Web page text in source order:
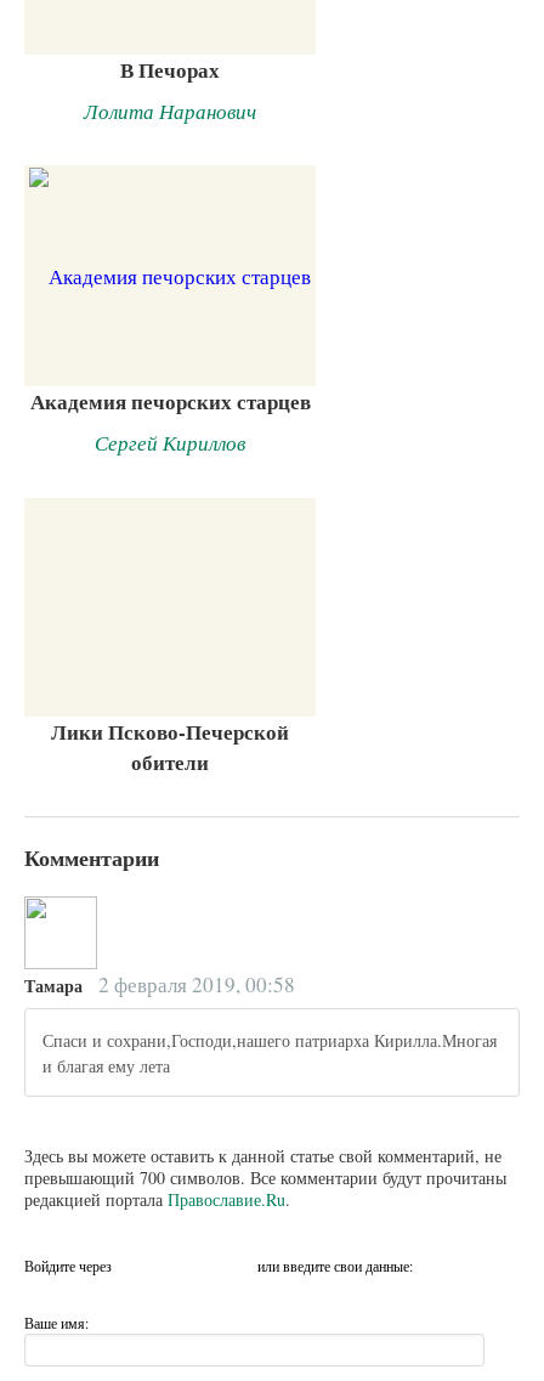
В Печорах
Лолита Наранович
Академия печорских старцев
Сергей Кириллов
Лики Псково-Печерской
обители
Комментарии
Тамара 2 февраля 2019, 00:58
Спаси и сохрани,Господи,нашего патриарха Кирилла.Многая
и благая ему лета
Здесь вы можете оставить к данной статье свой комментарий, не
превышающий 700 символов. Все комментарии будут прочитаны
редакцией портала Православие.Ru.
Войдите через или введите свои данные:
Ваше имя: